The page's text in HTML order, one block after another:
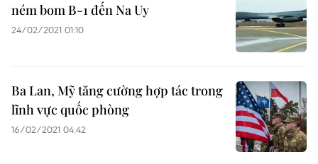
ném bom B-1 đến Na Uy
24/02/2021 01:10
Ba Lan, Mỹ tăng cường hợp tác trong
lĩnh vực quốc phòng
16/02/2021 04:42